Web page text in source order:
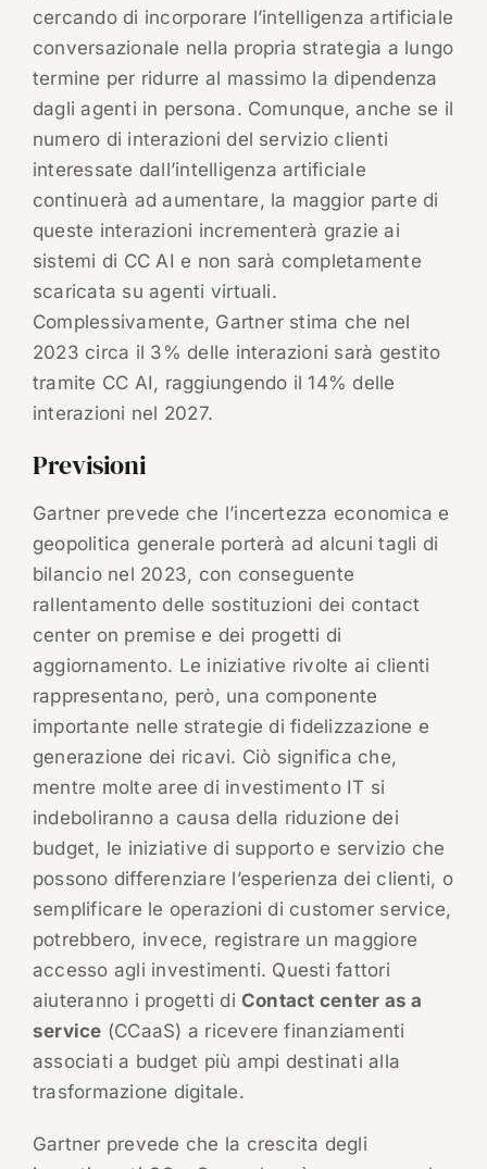
cercando di incorporare l’intelligenza artificiale
conversazionale nella propria strategia a lungo
termine per ridurre al massimo la dipendenza
dagli agenti in persona. Comunque, anche se il
numero di interazioni del servizio clienti
interessate dall’intelligenza artificiale
continuerà ad aumentare, la maggior parte di
queste interazioni incrementerà grazie ai
sistemi di CC AI e non sarà completamente
scaricata su agenti virtuali.
Complessivamente, Gartner stima che nel
2023 circa il 3% delle interazioni sarà gestito
tramite CC AI, raggiungendo il 14% delle
interazioni nel 2027.
Previsioni
Gartner prevede che l’incertezza economica e
geopolitica generale porterà ad alcuni tagli di
bilancio nel 2023, con conseguente
rallentamento delle sostituzioni dei contact
center on premise e dei progetti di
aggiornamento. Le iniziative rivolte ai clienti
rappresentano, però, una componente
importante nelle strategie di fidelizzazione e
generazione dei ricavi. Ciò significa che,
mentre molte aree di investimento IT si
indeboliranno a causa della riduzione dei
budget, le iniziative di supporto e servizio che
possono differenziare l’esperienza dei clienti, o
semplificare le operazioni di customer service,
potrebbero, invece, registrare un maggiore
accesso agli investimenti. Questi fattori
aiuteranno i progetti di Contact center as a
service (CCaaS) a ricevere finanziamenti
associati a budget più ampi destinati alla
trasformazione digitale.
Gartner prevede che la crescita degli